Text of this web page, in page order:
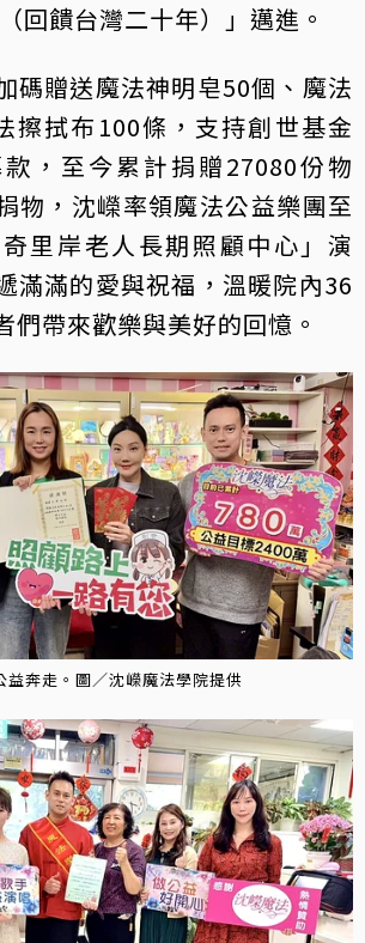
回饋台灣二十年）」邁進。
碼贈送魔法神明皂50個、魔法
擦拭布100條，支持創世基金
，至今累計捐贈27080份物
物，沈嶸率領魔法公益樂團至
奇里岸老人長期照顧中心」演
滿滿的愛與祝福，溫暖院內36
們帶來歡樂與美好的回憶。
奔走。圖／沈嶸魔法學院提供